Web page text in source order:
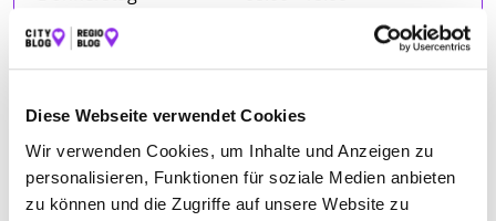
Diese Webseite verwendet Cookies
Wir verwenden Cookies, um Inhalte und Anzeigen zu
personalisieren, Funktionen für soziale Medien anbieten
zu können und die Zugriffe auf unsere Website zu
Freitag
BEWERTUNGEN